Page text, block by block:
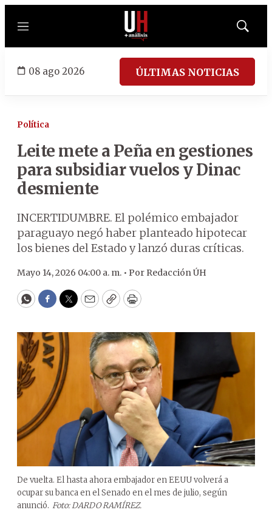
Menú
Mostrar
08 ago 2026 ÚLTIMAS NOTICIAS
Política
Leite mete a Peña en gestiones
para subsidiar vuelos y Dinac
desmiente
INCERTIDUMBRE. El polémico embajador
paraguayo negó haber planteado hipotecar
los bienes del Estado y lanzó duras críticas.
Mayo 14, 2026 04:00 a. m. • Por Redacción ÚH
WhatsApp
Facebook
Twitter
EmailCopyPrint
De vuelta. El hasta ahora embajador en EEUU volverá a
ocupar su banca en el Senado en el mes de julio, según
anunció. Foto: DARDO RAMÍREZ.